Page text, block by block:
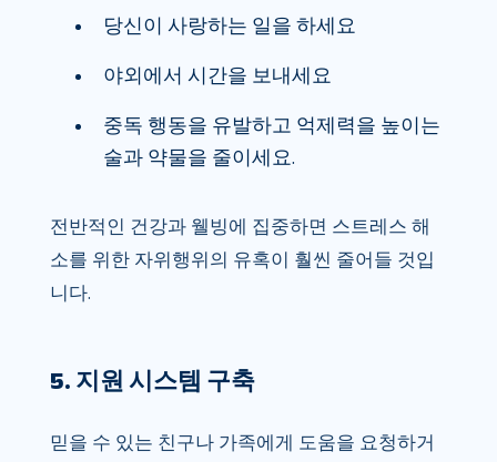
당신이 사랑하는 일을 하세요
야외에서 시간을 보내세요
중독 행동을 유발하고 억제력을 높이는
술과 약물을 줄이세요.
전반적인 건강과 웰빙에 집중하면 스트레스 해
소를 위한 자위행위의 유혹이 훨씬 줄어들 것입
니다.
5. 지원 시스템 구축
믿을 수 있는 친구나 가족에게 도움을 요청하거